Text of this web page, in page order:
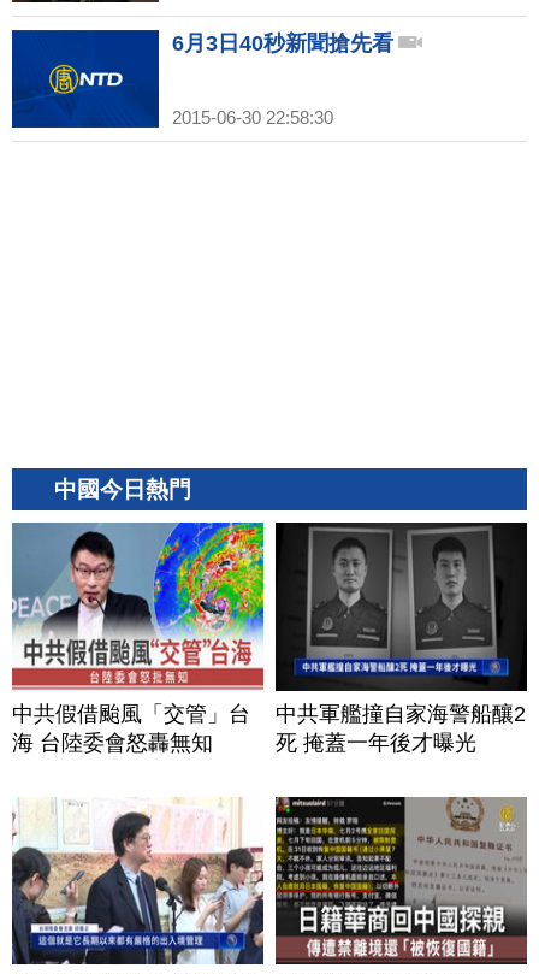
6月3日40秒新聞搶先看
2015-06-30 22:58:30
中國今日熱門
中共假借颱風「交管」台
海 台陸委會怒轟無知
中共軍艦撞自家海警船釀2
死 掩蓋一年後才曝光